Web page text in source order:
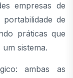
empresas de
de
práticas que
sistema.
ambas as